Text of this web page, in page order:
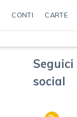
CONTI CARTE
social